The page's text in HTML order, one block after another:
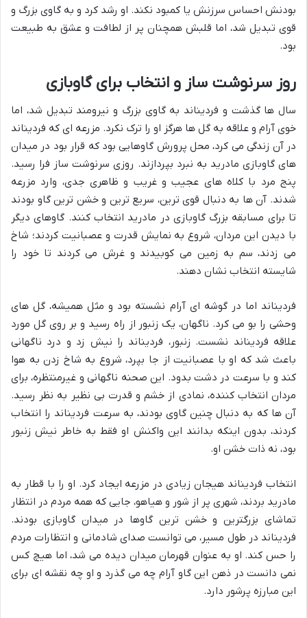
بودنش احساس سرزنش یا کمبود نکند. او رشد کرد و به گاوی بزرگ و
قوی تبدیل شد، اما قلبش همچنان پر از لطافت و عشق به طبیعت
بود.
روز سرنوشت ساز و انتخاب برای گاوبازی
سال ها گذشت و فردیناند به گاوی بزرگ و نیرومند تبدیل شد، اما
خوی آرام و علاقه به گل ها هرگز او را ترک نکرد. مزرعه ای که فردیناند
در آن زندگی می کرد، محل پرورش گاوهایی بود که قرار بود در میدان
های گاوبازی مادرید به نبرد بپردازند. روزی سرنوشت ساز فرا رسید.
پنج مرد با کلاه های عجیب و غریب و ظاهری جدی، وارد مزرعه
شدند. آن ها به دنبال قوی ترین، سریع ترین و خشن ترین گاو بودند
تا برای مسابقه بزرگ گاوبازی در مادرید انتخاب کنند. گاوهای دیگر
با دیدن این مردان، شروع به نمایش قدرت و عصبانیت کردند؛ شاخ
می زدند، سم به زمین می کوبیدند و غرش می کردند تا خود را
شایسته انتخاب نشان دهند.
فردیناند اما در گوشه ای آرام نشسته بود و مثل همیشه، گل های
وحشی را بو می کرد. ناگهان، یک زنبور از راه رسید و بر روی گل مورد
علاقه فردیناند نشست. زنبور، فردیناند را نیش زد و درد ناگهانی
باعث شد که او با عصبانیت از جا بپرد، شروع به شاخ زدن به هوا
کند و با سرعت در دشت بدود. این صحنه ناگهانی و غیرمنتظره، برای
مردان انتخاب کننده، نمادی از خشم و قدرت بی نظیر به نظر رسید.
آن ها که به دنبال چنین گاوی بودند، به سرعت فردیناند را انتخاب
کردند، بدون اینکه بدانند این واکنش او فقط به خاطر نیش زنبور
بود، نه ذات خشن او.
انتخاب فردیناند هیجان زیادی در مزرعه ایجاد کرد. او را با قطار به
مادرید بردند، شهری پر از شور و هیاهو، جایی که همه مردم در انتظار
تماشای بزرگترین و خشن ترین گاوها در میدان گاوبازی بودند.
فردیناند در طول مسیر، می توانست صدای شادمانی و انتظارات مردم
را حس کند. او به عنوان قهرمان میدان دیده می شد، اما هیچ کس
نمی دانست در ذهن این گاو آرام چه می گذرد و او چه نقشه ای برای
این مبارزه پرشور دارد.